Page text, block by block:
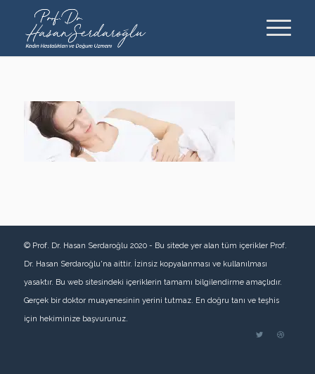
© Prof. Dr. Hasan Serdaroğlu 2020 - Bu sitede yer alan tüm içerikler Prof.
Dr. Hasan Serdaroğlu'na aittir. İzinsiz kopyalanması ve kullanılması
yasaktır. Bu web sitesindeki içeriklerin tamamı bilgilendirme amaçlıdır.
Gerçek bir doktor muayenesinin yerini tutmaz. En doğru tanı ve teşhis
için hekiminize başvurunuz.